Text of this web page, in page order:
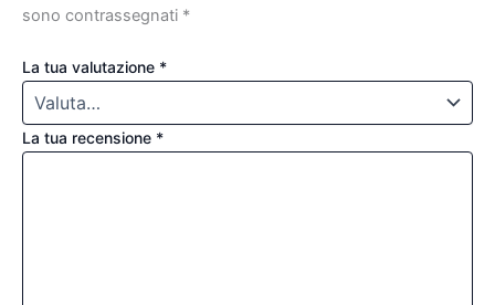
sono contrassegnati *
La tua valutazione *
La tua recensione *